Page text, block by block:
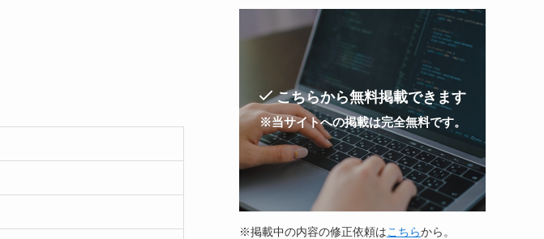
こちらから無料掲載できます
※当サイトへの掲載は完全無料です。
※掲載中の内容の修正依頼はこちらから。